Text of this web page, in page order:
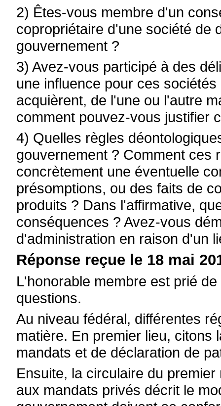
2) Êtes-vous membre d'un
copropriétaire d'une société de
gouvernement ?
3) Avez-vous participé à des
une influence pour ces
acquièrent, de l'une ou l'autre
comment pouvez-vous justifier
4) Quelles règles
gouvernement ? Comment ces
concrètement une éventuelle
présomptions, ou des faits de
produits ? Dans l'affirmative,
conséquences ? Avez-vous
d'administration en raison d'un
Réponse reçue le 18 mai
L'honorable membre est prié
questions.
Au niveau fédéral, différentes
matière. En premier lieu, citons
mandats et de déclaration de
Ensuite, la circulaire du
aux mandats privés décrit le